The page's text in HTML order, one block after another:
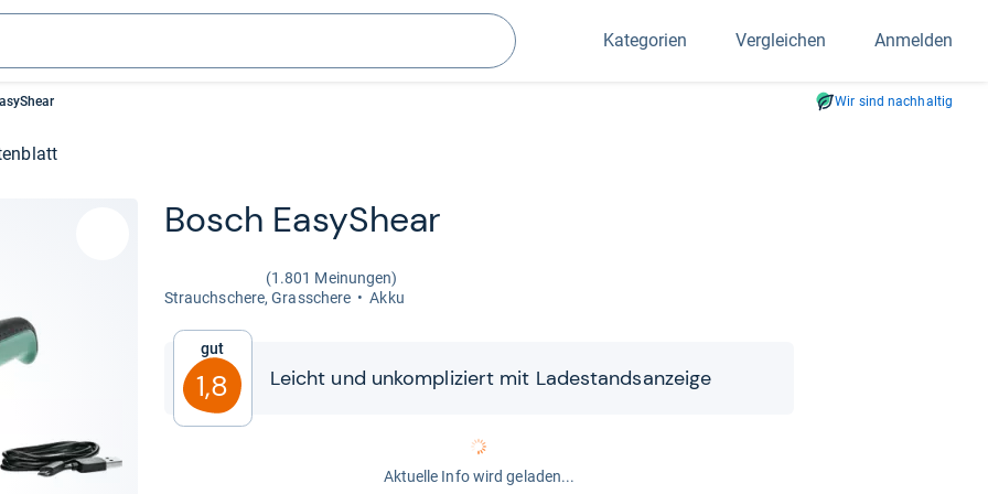
Suchen
Kategorien Vergleichen Anmelden
Wir sind nachhaltig
Bosch EasyS­hear
(1.801 Meinungen)
Strauch­schere, Gras­schere
Akku
Gut
1,8 Leicht und unkom­pli­ziert mit Lade­stands­an­zeige
Aktuelle Info wird geladen...